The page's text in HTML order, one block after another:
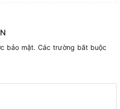
bảo mật. Các trường bắt buộc